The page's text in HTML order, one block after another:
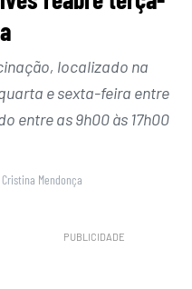
localizado na
e sexta-feira entre
entre as 9h00 às 17h00
Cristina Mendonça